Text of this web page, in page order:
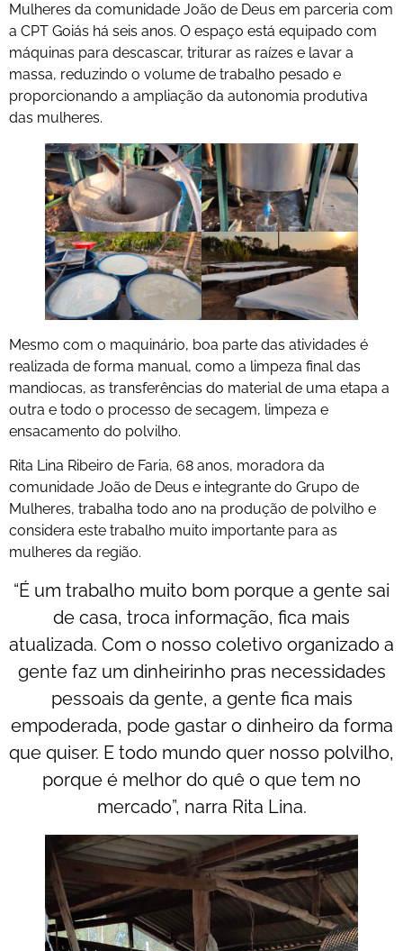
Mulheres da comunidade João de Deus em parceria com
a CPT Goiás há seis anos. O espaço está equipado com
máquinas para descascar, triturar as raízes e lavar a
massa, reduzindo o volume de trabalho pesado e
proporcionando a ampliação da autonomia produtiva
das mulheres.
Mesmo com o maquinário, boa parte das atividades é
realizada de forma manual, como a limpeza final das
mandiocas, as transferências do material de uma etapa a
outra e todo o processo de secagem, limpeza e
ensacamento do polvilho.
Rita Lina Ribeiro de Faria, 68 anos, moradora da
comunidade João de Deus e integrante do Grupo de
Mulheres, trabalha todo ano na produção de polvilho e
considera este trabalho muito importante para as
mulheres da região.
“É um trabalho muito bom porque a gente sai
de casa, troca informação, fica mais
atualizada. Com o nosso coletivo organizado a
gente faz um dinheirinho pras necessidades
pessoais da gente, a gente fica mais
empoderada, pode gastar o dinheiro da forma
que quiser. E todo mundo quer nosso polvilho,
porque é melhor do quê o que tem no
mercado”, narra Rita Lina.